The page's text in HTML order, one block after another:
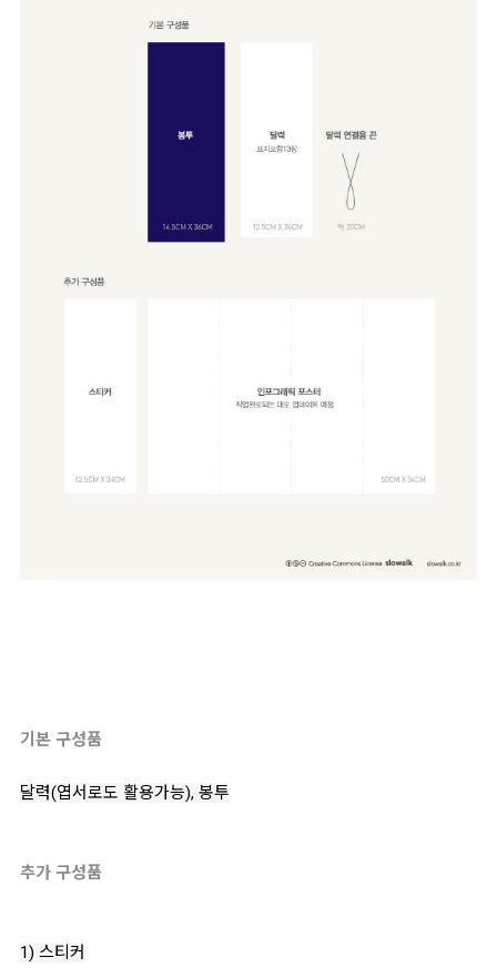
기본 구성품
달력(엽서로도 활용가능), 봉투
추가 구성품
1) 스티커